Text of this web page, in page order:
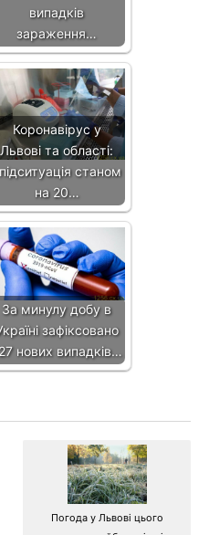
випадків
зараження…
Коронавірус у
Львові та області:
станом
на 20…
За минулу добу в
зафіксовано
нових випадків…
Погода у Львові цього